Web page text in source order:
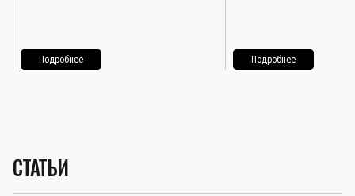
Подробнее Подробнее
СТАТЬИ